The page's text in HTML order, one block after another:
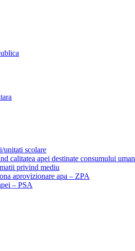
unitati scolare
calitatea apei destinate consumului uman
privind mediu
aprovizionare apa – ZPA
– PSA